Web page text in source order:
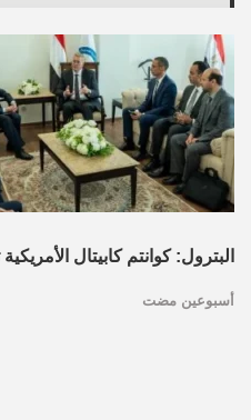
البترول: كوانتم كابيتال
أسبوعين مضت